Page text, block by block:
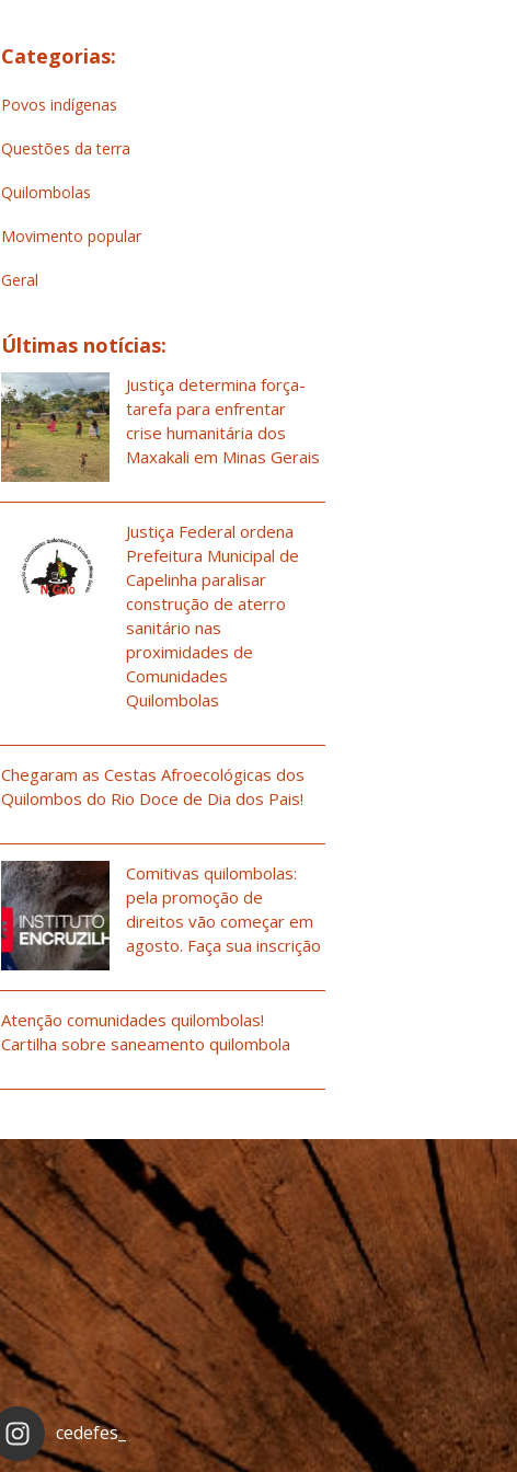
Categorias:
Povos indígenas
Questões da terra
Quilombolas
Movimento popular
Geral
Últimas notícias:
Justiça determina força-
tarefa para enfrentar
crise humanitária dos
Maxakali em Minas Gerais
Justiça Federal ordena
Prefeitura Municipal de
Capelinha paralisar
construção de aterro
sanitário nas
proximidades de
Comunidades
Quilombolas
Chegaram as Cestas Afroecológicas dos
Quilombos do Rio Doce de Dia dos Pais!
Comitivas quilombolas:
pela promoção de
direitos vão começar em
agosto. Faça sua inscrição
Atenção comunidades quilombolas!
Cartilha sobre saneamento quilombola
cedefes_